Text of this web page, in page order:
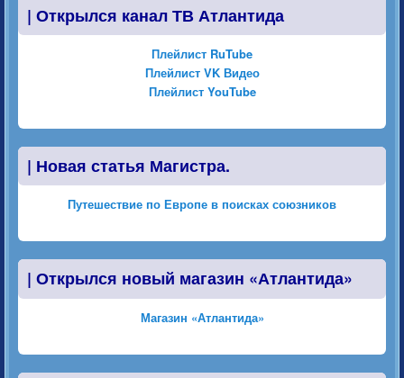
| Открылся канал ТВ Атлантида
Плейлист RuTube
Плейлист VK Видео
Плейлист YouTube
| Новая статья Магистра.
Путешествие по Европе в поисках союзников
| Открылся новый магазин «Атлантида»
Магазин «Атлантида»